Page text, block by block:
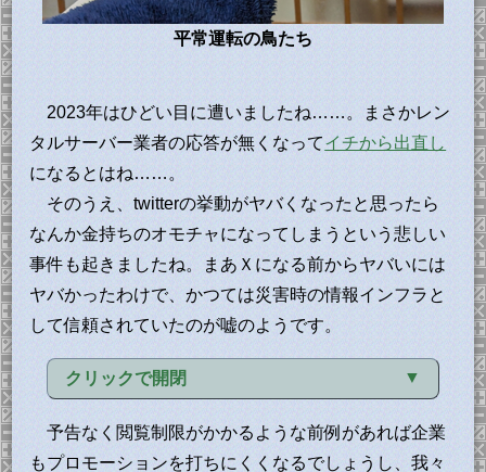
平常運転の鳥たち
2023年はひどい目に遭いましたね……。まさかレン
タルサーバー業者の応答が無くなってイチから出直し
になるとはね……。
そのうえ、twitterの挙動がヤバくなったと思ったら
なんか金持ちのオモチャになってしまうという悲しい
事件も起きましたね。まあＸになる前からヤバいには
ヤバかったわけで、かつては災害時の情報インフラと
して信頼されていたのが嘘のようです。
クリックで開閉
とか書いていたら、早くもその災害時の情報イ
予告なく閲覧制限がかかるような前例があれば企業
もプロモーションを打ちにくくなるでしょうし、我々